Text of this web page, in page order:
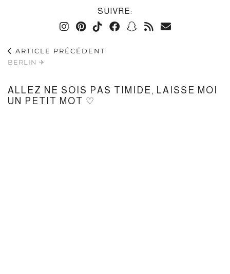
SUIVRE:
ARTICLE PRÉCÉDENT
BERLIN ✈
ALLEZ NE SOIS PAS TIMIDE, LAISSE MOI
UN PETIT MOT ♡